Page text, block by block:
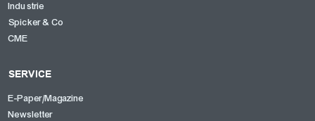
Industrie
Spicker & Co
CME
SERVICE
E-Paper/Magazine
Newsletter